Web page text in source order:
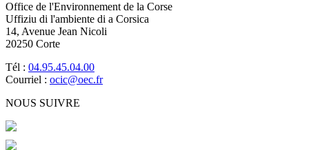
Office de l'Environnement de la Corse
Uffiziu di l'ambiente di a Corsica
14, Avenue Jean Nicoli
20250 Corte
Tél : 04.95.45.04.00
Courriel : ocic@oec.fr
NOUS SUIVRE